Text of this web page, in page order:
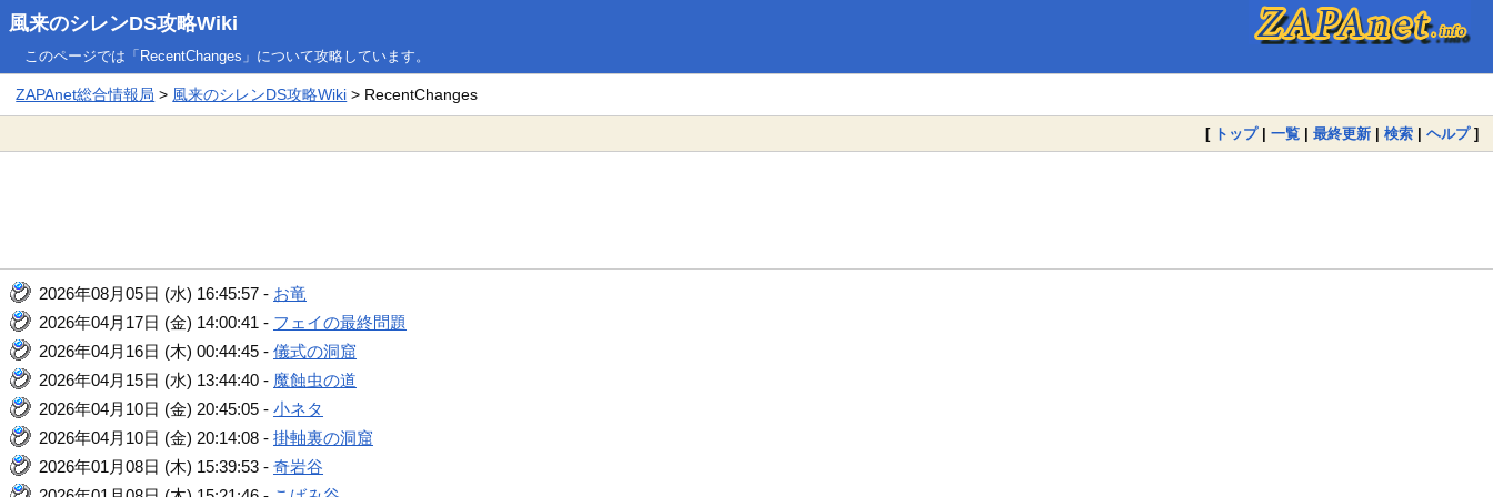
風来のシレンDS攻略Wiki
このページでは「RecentChanges」について攻略しています。
ZAPAnet総合情報局 > 風来のシレンDS攻略Wiki > RecentChanges
[ トップ| 一覧 | 最終更新 | 検索 | ヘルプ]
2026年08月05日 (水) 16:45:57 - お竜
2026年04月17日 (金) 14:00:41 - フェイの最終問題
2026年04月16日 (木) 00:44:45 -儀式の洞窟
2026年04月15日 (水) 13:44:40 - 魔蝕虫の道
2026年04月10日 (金) 20:45:05 -小ネタ
2026年04月10日 (金) 20:14:08 -掛軸裏の洞窟
2026年01月08日 (木) 15:39:53 -奇岩谷